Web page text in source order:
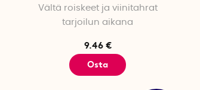
Vältä roiskeet ja viinitahrat
tarjoilun aikana
9.46 €
Osta